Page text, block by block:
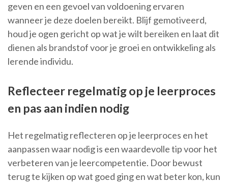
geven en een gevoel van voldoening ervaren
wanneer je deze doelen bereikt. Blijf gemotiveerd,
houd je ogen gericht op wat je wilt bereiken en laat dit
dienen als brandstof voor je groei en ontwikkeling als
lerende individu.
Reflecteer regelmatig op je leerproces
en pas aan indien nodig
Het regelmatig reflecteren op je leerproces en het
aanpassen waar nodig is een waardevolle tip voor het
verbeteren van je leercompetentie. Door bewust
terug te kijken op wat goed ging en wat beter kon, kun